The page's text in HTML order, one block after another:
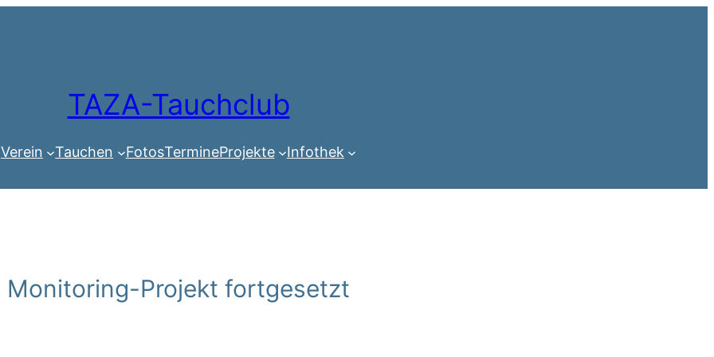
TAZA-Tauchclub
Verein Tauchen FotosTermineProjekte Infothek
Monitoring-Projekt fortgesetzt